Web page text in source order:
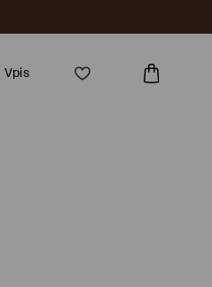
Vpis